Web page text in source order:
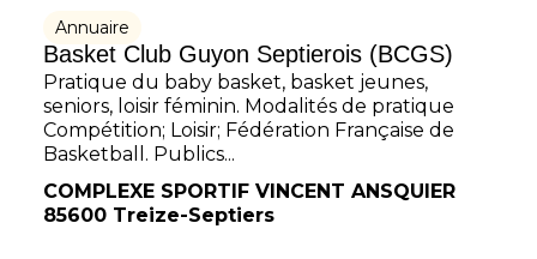
Annuaire
Basket Club Guyon Septierois (BCGS)
Pratique du baby basket, basket jeunes,
seniors, loisir féminin. Modalités de pratique
Compétition; Loisir; Fédération Française de
Basketball. Publics...
COMPLEXE SPORTIF VINCENT ANSQUIER
85600 Treize-Septiers